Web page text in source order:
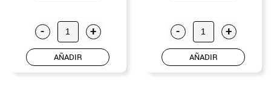
- +
AÑADIR
- +
AÑADIR